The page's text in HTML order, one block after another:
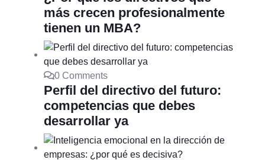
más crecen profesionalmente
tienen un MBA?
0 Comments
Perfil del directivo del futuro:
competencias que debes
desarrollar ya